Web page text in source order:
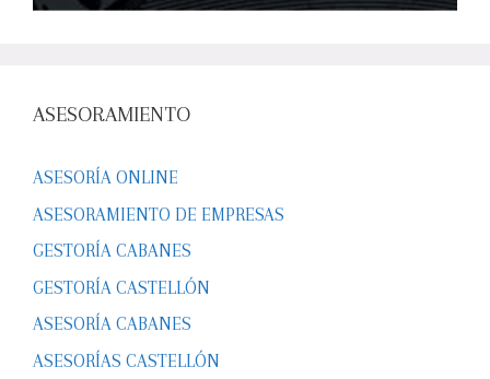
ASESORAMIENTO
ASESORÍA ONLINE
ASESORAMIENTO DE EMPRESAS
GESTORÍA CABANES
GESTORÍA CASTELLÓN
ASESORÍA CABANES
ASESORÍAS CASTELLÓN